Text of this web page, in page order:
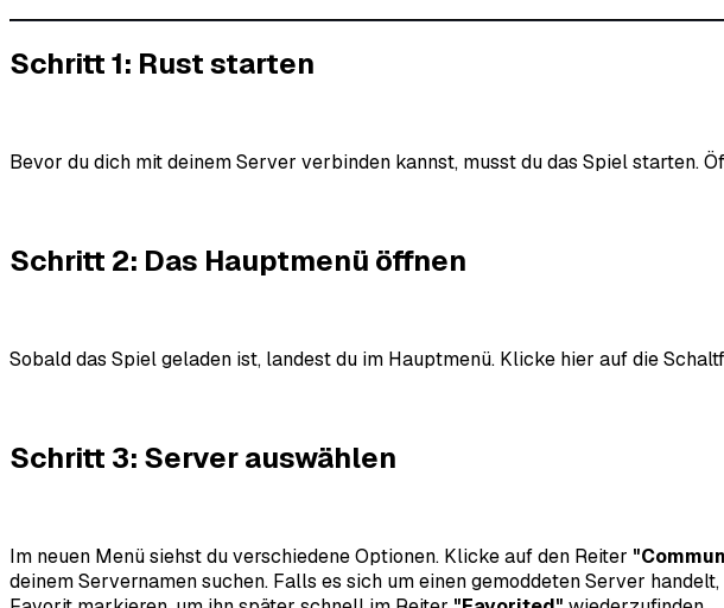
Schritt 1: Rust starten
Bevor du dich mit deinem Server verbinden kannst, musst du das Spiel starten.
Schritt 2: Das Hauptmenü öffnen
Sobald das Spiel geladen ist, landest du im Hauptmenü. Klicke hier auf die
Schritt 3: Server auswählen
Im neuen Menü siehst du verschiedene Optionen. Klicke auf den Reiter
deinem Servernamen suchen. Falls es sich um einen gemoddeten Server